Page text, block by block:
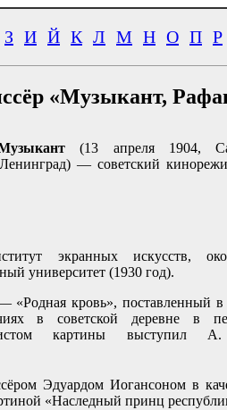
З И Й К Л М Н О П Р
«Музыкант,
(13 апреля 1904,
— советский
экранных искусств,
университет (1930 год).
кровь», поставленный в
в советской деревне в
картины выступил
Эдуардом Иогансоном в
«Наследный принц